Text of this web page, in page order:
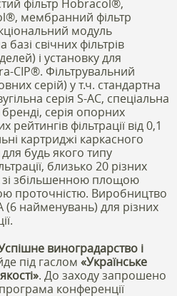
фільтр Hobracol®,
мембранний фільтр
модуль
базі свічних фільтрів
і установку для
CIP®. Фільтрувальний
серій) у т.ч. стандартна
серія S-AC, спеціальна
бренді, серія опорних
рейтингів фільтрації від 0,1
картриджі каркасного
будь якого типу
близько 20 різних
зі збільшенною площою
проточністю. Виробництво
(6 найменувань) для різних
виноградарство і
під гаслом «Українське
. До заходу запрошено
конференції